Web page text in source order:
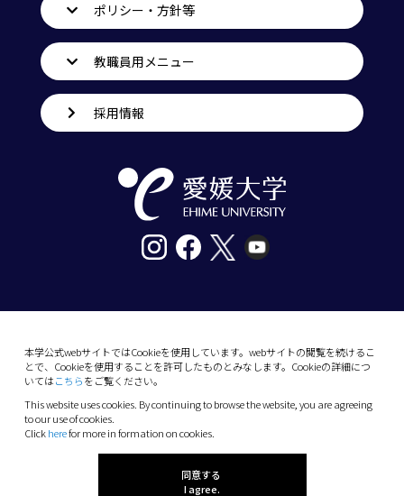
本学公式webサイトではCookieを使用しています。webサイトの閲覧を続けるこ
とで、Cookieを使用することを許可したものとみなします。Cookieの詳細につ
いてはこちらをご覧ください。
This website uses cookies. By continuing to browse the website, you are agreeing
to our use of cookies.
Clickherefor more in formation on cookies.
同意する
I agree.
ポリシー・方針等
教職員用メニュー
採用情報
10-13 Dogo-Himata, Matsuyama, Ehime 790-
Phone: +81 89-927-9000
(C) 2026 Ehime University.